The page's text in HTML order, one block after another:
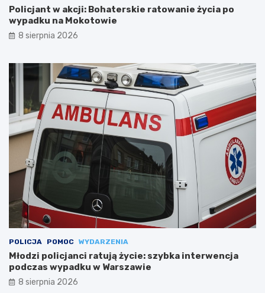
Policjant w akcji: Bohaterskie ratowanie życia po
wypadku na Mokotowie
8 sierpnia 2026
POLICJA POMOC WYDARZENIA
Młodzi policjanci ratują życie: szybka interwencja
podczas wypadku w Warszawie
8 sierpnia 2026